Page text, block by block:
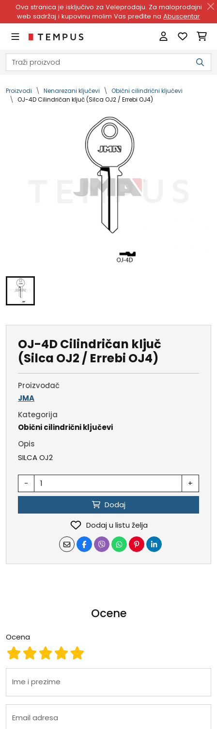
Ova stranica je isključivo za Veleprodaju. Za maloprodajni
web sadržaj i kupovinu molim Vas pređite na Abuscentar
Proizvodi Nenarezani ključevi
Obični cilindrični ključevi
OJ-4D Cilindričan ključ (Silca OJ2 / Errebi OJ4)
OJ-4D Cilindričan ključ
(Silca OJ2 / Errebi OJ4)
Proizvođač
JMA
Kategorija
Obični cilindrični ključevi
Opis
SILCA OJ2
- +
Dodaj
Dodaj u listu želja
Ocene
Ocena
Ocena 5
Ocena 4
Ocena 3
Ocena 2
Ocena 1
Ime i prezime
Email adresa